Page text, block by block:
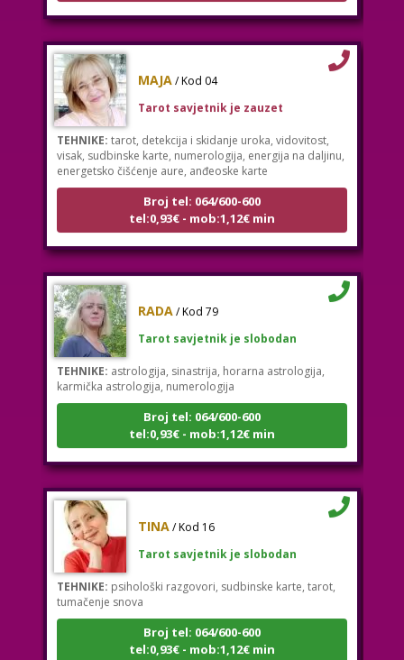
Tarot savjetnik je zauzet
TEHNIKE:tarot, detekcija i skidanje uroka, vidovitost,
visak, sudbinske karte, numerologija, energija na daljinu,
energetsko čišćenje aure, anđeoske karte
Broj tel: 064/600-600
tel:0,93€ - mob:1,12€ min
Tarot savjetnik je slobodan
TEHNIKE:astrologija, sinastrija, horarna astrologija,
karmička astrologija, numerologija
Broj tel: 064/600-600
tel:0,93€ - mob:1,12€ min
Tarot savjetnik je slobodan
TEHNIKE:
psihološki razgovori, sudbinske karte, tarot,
tumačenje snova
tel:0,93€ - mob:1,12€ min